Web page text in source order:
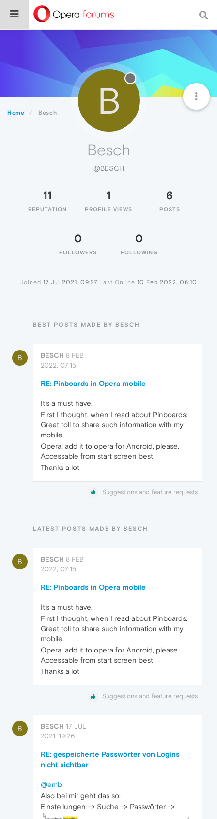
Home Besch B
Besch
@BESCH
11
REPUTATION
1
PROFILE VIEWS
6
POSTS
0
FOLLOWERS
0
FOLLOWING
Joined 17 Jul 2021, 09:27 Last Online 10 Feb 2022, 06:10
BEST POSTS MADE BY BESCH
B BESCH 8 FEB
2022, 07:15
RE: Pinboards in Opera mobile
It's a must have.
First I thought, when I read about Pinboards:
Great toll to share such information with my
mobile.
Opera, add it to opera for Android, please.
Accessable from start screen best
Thanks a lot
Suggestions and feature requests
LATEST POSTS MADE BY BESCH
B BESCH 8 FEB
2022, 07:15
RE: Pinboards in Opera mobile
It's a must have.
First I thought, when I read about Pinboards:
Great toll to share such information with my
mobile.
Opera, add it to opera for Android, please.
Accessable from start screen best
Thanks a lot
Suggestions and feature requests
B BESCH 17 JUL
2021, 19:26
RE: gespeicherte Passwörter von Logins
nicht sichtbar
@emb
Also bei mir geht das so:
Einstellungen -> Suche -> Passwörter ->